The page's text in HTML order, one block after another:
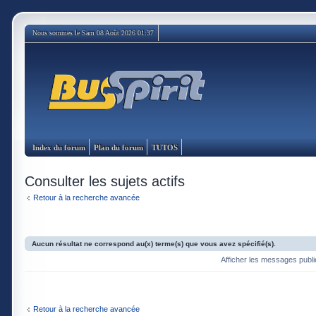
Nous sommes le Sam 08 Août 2026 01:37
Index du forum Plan du forum TUTOS
Consulter les sujets actifs
Retour à la recherche avancée
Aucun résultat ne correspond au(x) terme(s) que vous avez spécifié(s).
Afficher les messages
Retour à la recherche avancée